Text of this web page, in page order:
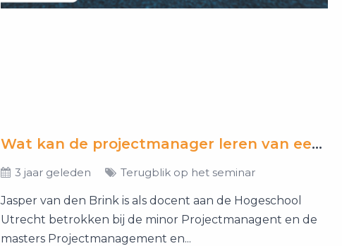
Wat kan de projectmanager leren van een Ultramarathon?
3 jaar geleden Terugblik op het seminar
Jasper van den Brink is als docent aan de Hogeschool
Utrecht betrokken bij de minor Projectmanagent en de
masters Projectmanagement en...